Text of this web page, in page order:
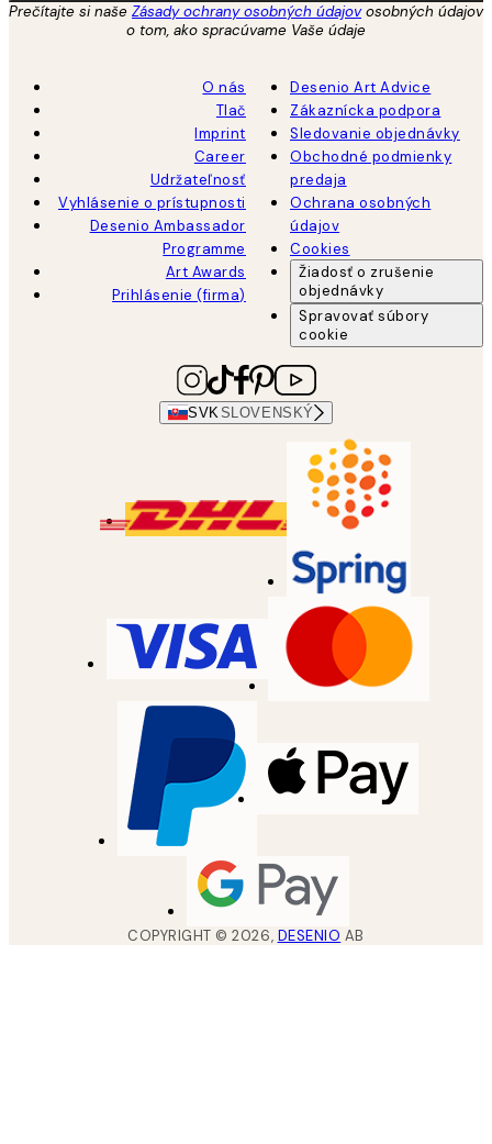
Prečítajte si naše Zásady ochrany osobných údajovosobných údajov
o tom, ako spracúvame Vaše údaje
O nás
Tlač
Imprint
Career
Udržateľnosť
Vyhlásenie o prístupnosti
Desenio Ambassador
Programme
Art Awards
Prihlásenie (firma)
Desenio Art Advice
Zákaznícka podpora
Sledovanie objednávky
Obchodné podmienky
predaja
Ochrana osobných
údajov
Cookies
Žiadosť o zrušenie
objednávky
Spravovať súbory
cookie
SVKSLOVENSKÝ
COPYRIGHT ©2026, DESENIO AB